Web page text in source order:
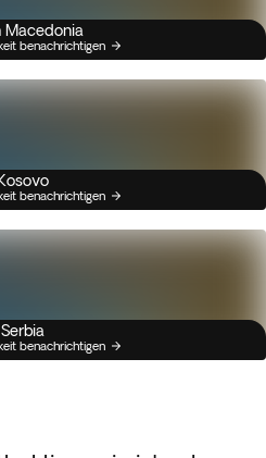
Macedonia
benachrichtigen
Kosovo
benachrichtigen
Serbia
benachrichtigen